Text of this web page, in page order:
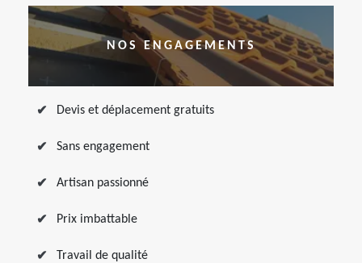
NOS ENGAGEMENTS
Devis et déplacement gratuits
Sans engagement
Artisan passionné
Prix imbattable
Travail de qualité